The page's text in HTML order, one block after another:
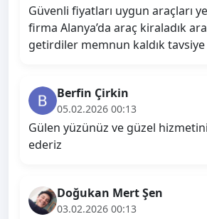
Güvenli fiyatları uygun araçları
firma Alanya’da araç kiraladık
getirdiler memnun kaldık
Berfin Çirkin
05.02.2026 00:13
Gülen yüzünüz ve güzel
ederiz
Doğukan Mert Şen
03.02.2026 00:13